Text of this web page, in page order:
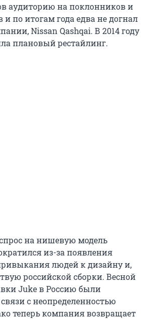
аудиторию на поклонников и
по итогам года едва не догнал
Nissan Qashqai. В 2014 году
плановый рестайлинг.
на нишевую модель
из-за появления
людей к дизайну и,
российской сборки. Весной
Juke в Россию были
с неопределенностью
теперь компания возвращает